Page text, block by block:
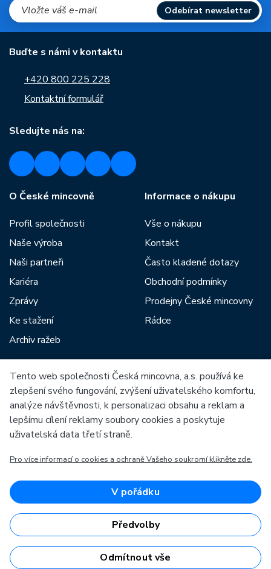
Odebírat newsletter
Buďte s námi v kontaktu
+420 800 225 228
Kontaktní formulář
Sledujte nás na:
O České mincovně
Profil společnosti
Naše výroba
Naši partneři
Kariéra
Zprávy
Ke stažení
Archiv ražeb
Informace o nákupu
Vše o nákupu
Kontakt
Často kladené dotazy
Obchodní podmínky
Prodejny České mincovny
Rádce
Mezi naše partnery patří:
Evropská unie
OP Podnikání a inovace pro konkurenceschopnost
Evropský fond pro regionální rozvoj
Česká mincovna, a.s. © 1993 - 2026
Tento web společnosti Česká mincovna, a.s. používá ke
zlepšení svého fungování, zvýšení uživatelského komfortu,
analýze návštěvnosti, k personalizaci obsahu a reklam a
lepšímu cílení reklamy soubory cookies a poskytuje
uživatelská data třetí straně.
Pro více informací o cookies a ochraně Vašeho soukromí klikněte zde.
V pořádku
Předvolby
Odmítnout vše